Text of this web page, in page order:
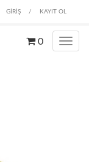
GİRİŞ / KAYIT OL
0